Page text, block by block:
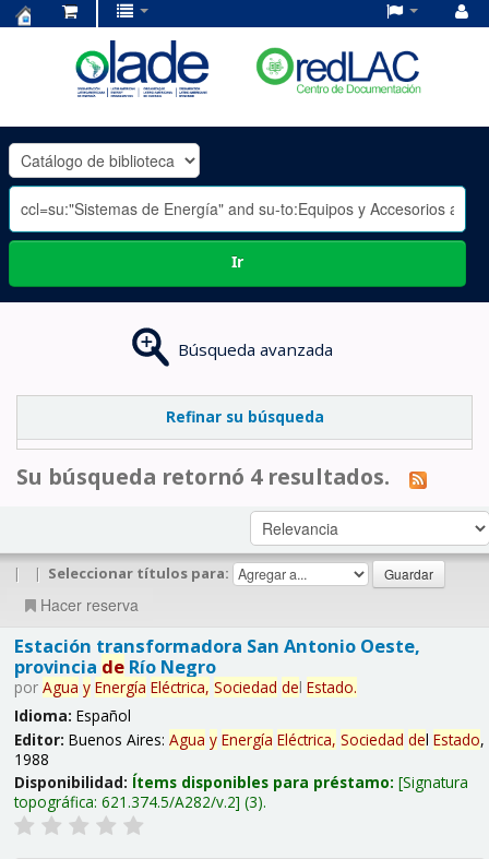
OLADE
-
Ir
Búsqueda avanzada
Refinar su búsqueda
Su búsqueda retornó 4 resultados.
| | Seleccionar títulos para:
Hacer reserva
Estación transformadora San Antonio Oeste,
provincia deRío Negro
por Agua y Energía Eléctrica, Sociedad del Estado.
Idioma: Español
Editor: Buenos Aires: Agua y Energía Eléctrica, Sociedad del Estado,
1988
Disponibilidad: Ítems disponibles para préstamo: Signatura
topográfica: 621.374.5/A282/v.2 (3).